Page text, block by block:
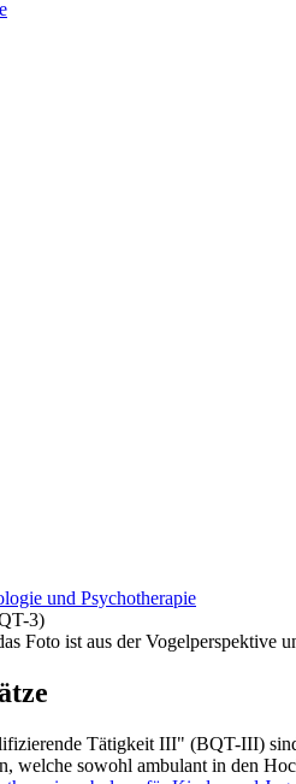
und Psychotherapie
3)
Tätigkeit III" (BQT-III)
welche sowohl ambulant in den